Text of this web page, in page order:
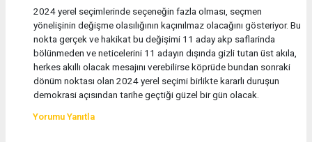
2024 yerel seçimlerinde seçeneğin fazla olması, seçmen
yönelişinin değişme olasılığının kaçınılmaz olacağını gösteriyor. Bu
nokta gerçek ve hakikat bu değişimi 11 aday akp saflarinda
bölünmeden ve neticelerini 11 adayın dışında gizli tutan üst akıla,
herkes akıllı olacak mesajını verebilirse köprüde bundan sonraki
dönüm noktası olan 2024 yerel seçimi birlikte kararlı duruşun
demokrasi açısından tarihe geçtiği güzel bir gün olacak.
Yorumu Yanıtla